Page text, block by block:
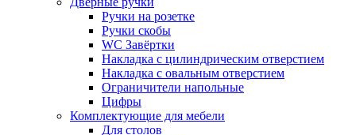
Ручки на розетке
Ручки скобы
WC Завёртки
Накладка с цилиндрическим отверстием
Накладка с овальным отверстием
Ограничители напольные
Цифры
Комплектующие для мебели
Для столов